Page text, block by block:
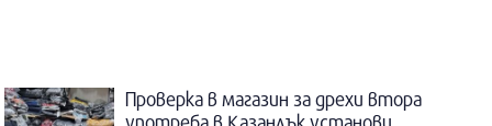
Проверка в магазин за дрехи втора